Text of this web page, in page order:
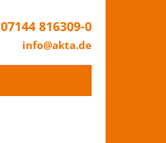
07144 816309-0
info@akta.de